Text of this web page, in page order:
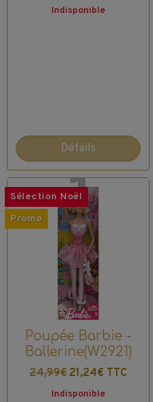
Indisponible
Détails
Sélection Noël
Promo
Poupée Barbie -
Ballerine(W2921)
24,99€ 21,24€ TTC
Indisponible